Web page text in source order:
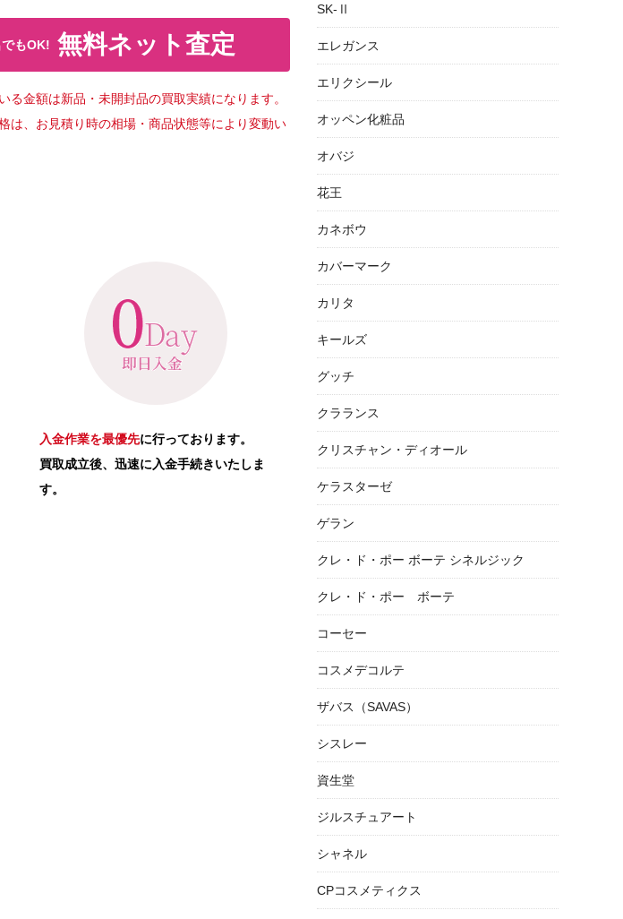
でもOK! 無料ネット査定
る金額は新品・未開封品の買取実績になります。
は、お見積り時の相場・商品状態等により変動い
入金作業を最優先に行っております。
買取成立後、迅速に入金手続きいたしま
す。
SK-Ⅱ
エレガンス
エリクシール
オッペン化粧品
オバジ
花王
カネボウ
カバーマーク
カリタ
キールズ
グッチ
クラランス
クリスチャン・ディオール
ケラスターゼ
ゲラン
クレ・ド・ポー ボーテ シネルジック
クレ・ド・ポー ボーテ
コーセー
コスメデコルテ
ザバス（SAVAS）
シスレー
資生堂
ジルスチュアート
シャネル
CPコスメティクス